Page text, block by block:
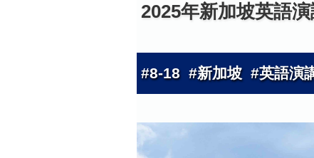
2025年新加坡英語
#8-18 #新加坡 #英語演